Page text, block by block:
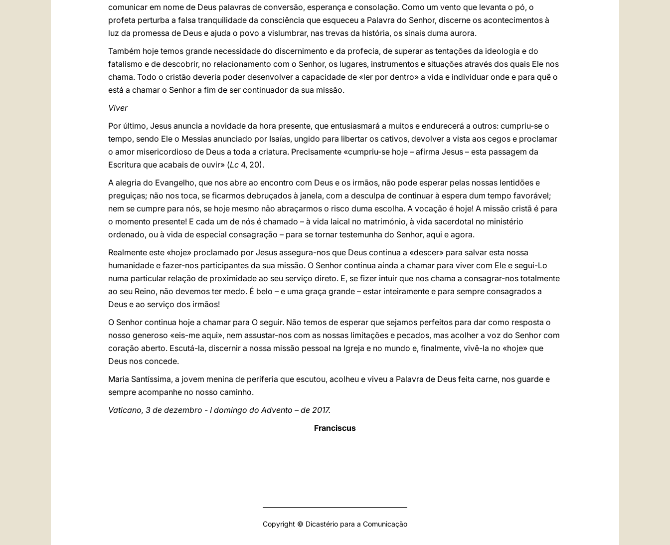
comunicar em nome de Deus palavras de conversão, esperança e consolação. Como um vento que levanta o pó, o
profeta perturba a falsa tranquilidade da consciência que esqueceu a Palavra do Senhor, discerne os acontecimentos à
luz da promessa de Deus e ajuda o povo a vislumbrar, nas trevas da história, os sinais duma aurora.
Também hoje temos grande necessidade do discernimento e da profecia, de superar as tentações da ideologia e do
fatalismo e de descobrir, no relacionamento com o Senhor, os lugares, instrumentos e situações através dos quais Ele nos
chama. Todo o cristão deveria poder desenvolver a capacidade de «ler por dentro» a vida e individuar onde e para quê o
está a chamar o Senhor a fim de ser continuador da sua missão.
Viver
Por último, Jesus anuncia a novidade da hora presente, que entusiasmará a muitos e endurecerá a outros: cumpriu-se o
tempo, sendo Ele o Messias anunciado por Isaías, ungido para libertar os cativos, devolver a vista aos cegos e proclamar
o amor misericordioso de Deus a toda a criatura. Precisamente «cumpriu-se hoje – afirma Jesus – esta passagem da
Escritura que acabais de ouvir» (Lc 4, 20).
A alegria do Evangelho, que nos abre ao encontro com Deus e os irmãos, não pode esperar pelas nossas lentidões e
preguiças; não nos toca, se ficarmos debruçados à janela, com a desculpa de continuar à espera dum tempo favorável;
nem se cumpre para nós, se hoje mesmo não abraçarmos o risco duma escolha. A vocação é hoje! A missão cristã é para
o momento presente! E cada um de nós é chamado – à vida laical no matrimónio, à vida sacerdotal no ministério
ordenado, ou à vida de especial consagração – para se tornar testemunha do Senhor, aqui e agora.
Realmente este «hoje» proclamado por Jesus assegura-nos que Deus continua a «descer» para salvar esta nossa
humanidade e fazer-nos participantes da sua missão. O Senhor continua ainda a chamar para viver com Ele e segui-Lo
numa particular relação de proximidade ao seu serviço direto. E, se fizer intuir que nos chama a consagrar-nos totalmente
ao seu Reino, não devemos ter medo. É belo – e uma graça grande – estar inteiramente e para sempre consagrados a
Deus e ao serviço dos irmãos!
O Senhor continua hoje a chamar para O seguir. Não temos de esperar que sejamos perfeitos para dar como resposta o
nosso generoso «eis-me aqui», nem assustar-nos com as nossas limitações e pecados, mas acolher a voz do Senhor com
coração aberto. Escutá-la, discernir a nossa missão pessoal na Igreja e no mundo e, finalmente, vivê-la no «hoje» que
Deus nos concede.
Maria Santíssima, a jovem menina de periferia que escutou, acolheu e viveu a Palavra de Deus feita carne, nos guarde e
sempre acompanhe no nosso caminho.
Vaticano, 3 de dezembro - I domingo do Advento – de 2017.
Franciscus
Copyright © Dicastério para a Comunicação